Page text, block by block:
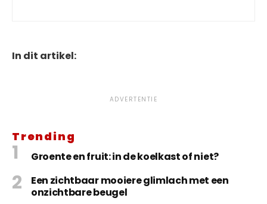
In dit artikel:
ADVERTENTIE
Trending
Groente en fruit: in de koelkast of niet?
Een zichtbaar mooiere glimlach met een
onzichtbare beugel